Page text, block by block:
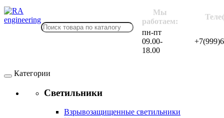
Мы
работаем:
пн-пт
09.00-
18.00
Категории
Светильники
Взрывозащищенные светильники